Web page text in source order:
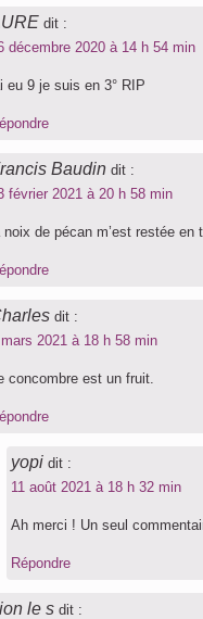
dit :
décembre 2020 à 14 h 54 min
eu 9 je suis en 3° RIP
Baudin dit :
février 2021 à 20 h 58 min
noix de pécan m’est restée en
dit :
2021 à 18 h 58 min
concombre est un fruit.
yopi dit :
11 août 2021 à 18 h 32 min
Ah merci ! Un seul
Répondre
le s dit :